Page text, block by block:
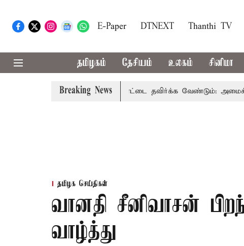
E-Paper DTNEXT Thanthi TV
தமிழகம் தேசியம் உலகம் சினிமா
Breaking News
ரசாயன உரம் பயன்பாட்டை தவிர்க்க வேண்டும்: அமைச்சர்
தமிழக செய்திகள்
வானதி சீனிவாசன்
வாழ்த்து